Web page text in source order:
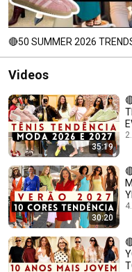
🔴50 SUMMER 2026
Videos
35:19
30:20